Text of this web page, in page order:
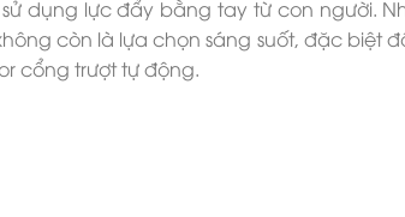
dụng lực đẩy bằng tay từ con người.
còn là lựa chọn sáng suốt, đặc biệt
cổng trượt tự động.